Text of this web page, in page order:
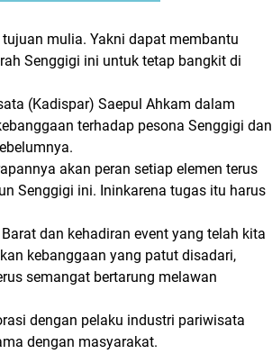
mulia. Yakni dapat membantu
Senggigi ini untuk tetap bangkit di
(Kadispar) Saepul Ahkam dalam
terhadap pesona Senggigi dan
akan peran setiap elemen terus
Senggigi ini. Ininkarena tugas itu harus
dan kehadiran event yang telah kita
kebanggaan yang patut disadari,
semangat bertarung melawan
dengan pelaku industri pariwisata
dengan masyarakat.